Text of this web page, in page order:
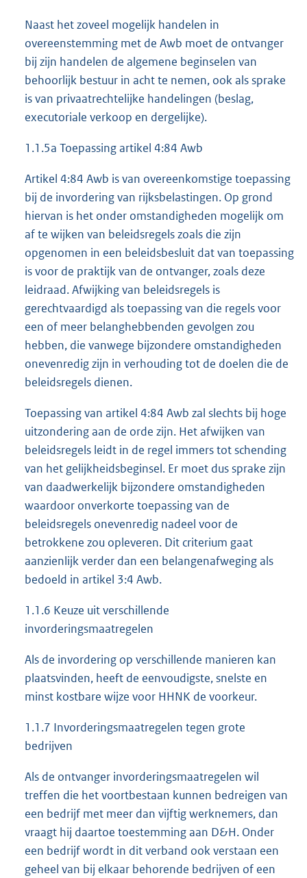
Naast het zoveel mogelijk handelen in
overeenstemming met de Awb moet de ontvanger
bij zijn handelen de algemene beginselen van
behoorlijk bestuur in acht te nemen, ook als sprake
is van privaatrechtelijke handelingen (beslag,
executoriale verkoop en dergelijke).
1.1.5a Toepassing artikel 4:84 Awb
Artikel 4:84 Awb is van overeenkomstige toepassing
bij de invordering van rijksbelastingen. Op grond
hiervan is het onder omstandigheden mogelijk om
af te wijken van beleidsregels zoals die zijn
opgenomen in een beleidsbesluit dat van toepassing
is voor de praktijk van de ontvanger, zoals deze
leidraad. Afwijking van beleidsregels is
gerechtvaardigd als toepassing van die regels voor
een of meer belanghebbenden gevolgen zou
hebben, die vanwege bijzondere omstandigheden
onevenredig zijn in verhouding tot de doelen die de
beleidsregels dienen.
Toepassing van artikel 4:84 Awb zal slechts bij hoge
uitzondering aan de orde zijn. Het afwijken van
beleidsregels leidt in de regel immers tot schending
van het gelijkheidsbeginsel. Er moet dus sprake zijn
van daadwerkelijk bijzondere omstandigheden
waardoor onverkorte toepassing van de
beleidsregels onevenredig nadeel voor de
betrokkene zou opleveren. Dit criterium gaat
aanzienlijk verder dan een belangenafweging als
bedoeld in artikel 3:4 Awb.
1.1.6 Keuze uit verschillende
invorderingsmaatregelen
Als de invordering op verschillende manieren kan
plaatsvinden, heeft de eenvoudigste, snelste en
minst kostbare wijze voor HHNK de voorkeur.
1.1.7 Invorderingsmaatregelen tegen grote
bedrijven
Als de ontvanger invorderingsmaatregelen wil
treffen die het voortbestaan kunnen bedreigen van
een bedrijf met meer dan vijftig werknemers, dan
vraagt hij daartoe toestemming aan D&H. Onder
een bedrijf wordt in dit verband ook verstaan een
geheel van bij elkaar behorende bedrijven of een